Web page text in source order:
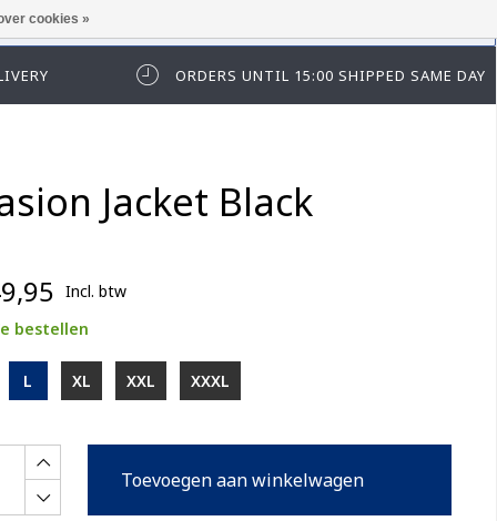
in te loggen of te registeren.
ORDERS UNTIL 15:00 SHIPPED SAME DAY
Jacket Black
Incl. btw
bestellen
L XL XXL XXXL
Toevoegen aan winkelwagen
cookies »